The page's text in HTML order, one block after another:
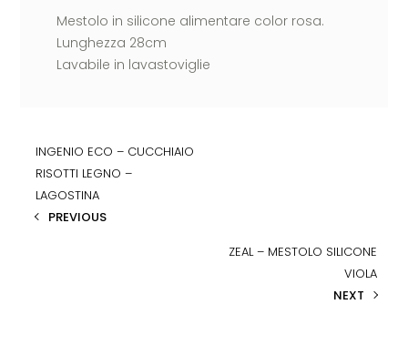
Mestolo in silicone alimentare color rosa.
Lunghezza 28cm
Lavabile in lavastoviglie
INGENIO ECO – CUCCHIAIO
RISOTTI LEGNO –
LAGOSTINA
PREVIOUS
ZEAL – MESTOLO SILICONE
VIOLA
NEXT